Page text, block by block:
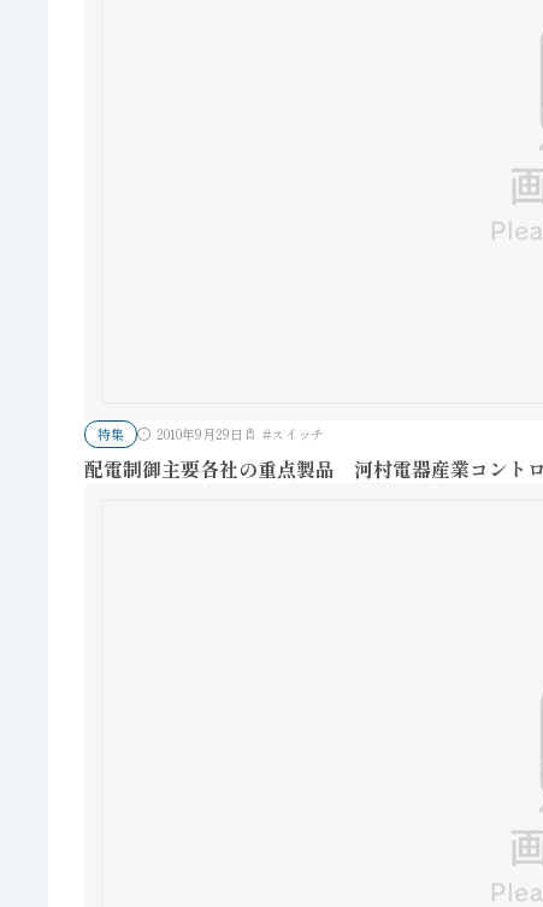
特集 2010年9月29日 #スイッチ
配電制御主要各社の重点製品 河村電器産業コント